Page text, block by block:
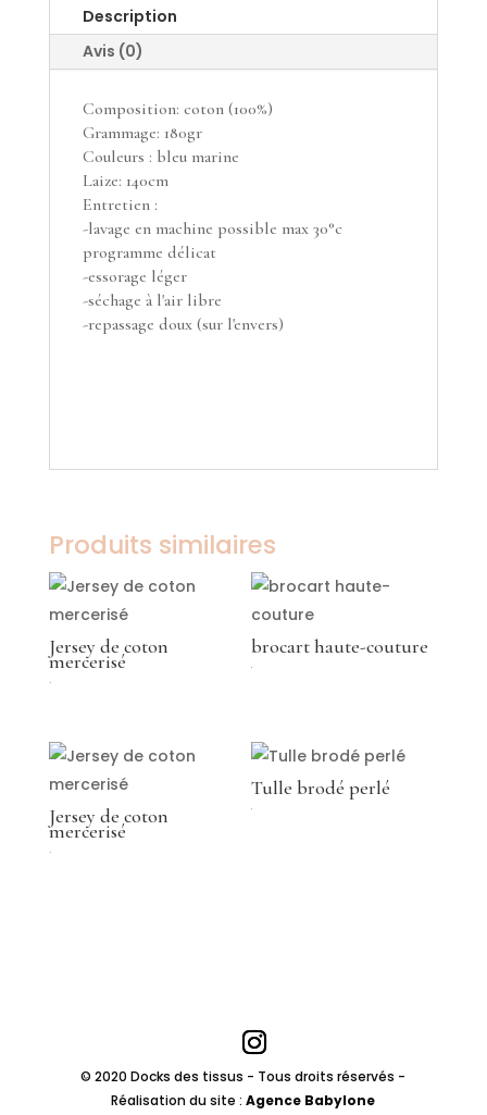
Description
Avis (0)
Composition: coton (100%)
Grammage: 180gr
Couleurs : bleu marine
Laize: 140cm
Entretien :
-lavage en machine possible max 30°c
programme délicat
-essorage léger
-séchage à l'air libre
-repassage doux (sur l'envers)
Produits similaires
Jersey de coton
mercerisé
brocart haute-couture
Jersey de coton
mercerisé
Tulle brodé perlé
© 2020 Docks des tissus - Tous droits réservés -
Réalisation du site :Agence Babylone